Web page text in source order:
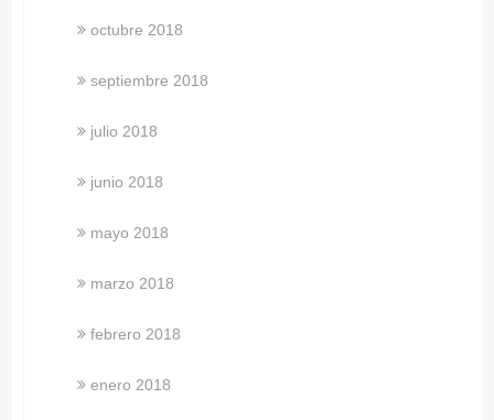
octubre 2018
septiembre 2018
julio 2018
junio 2018
mayo 2018
marzo 2018
febrero 2018
enero 2018